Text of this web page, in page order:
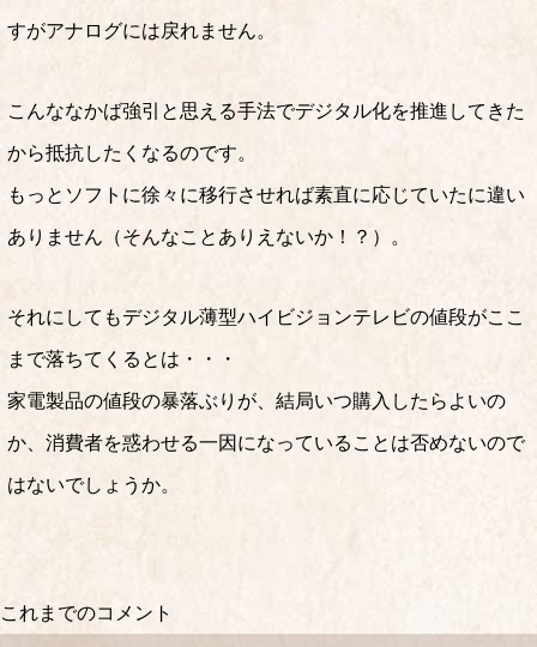
すがアナログには戻れません。
こんななかば強引と思える手法でデジタル化を推進してきた
から抵抗したくなるのです。
もっとソフトに徐々に移行させれば素直に応じていたに違い
ありません（そんなことありえないか！？）。
それにしてもデジタル薄型ハイビジョンテレビの値段がここ
まで落ちてくるとは・・・
家電製品の値段の暴落ぶりが、結局いつ購入したらよいの
か、消費者を惑わせる一因になっていることは否めないので
はないでしょうか。
これまでのコメント